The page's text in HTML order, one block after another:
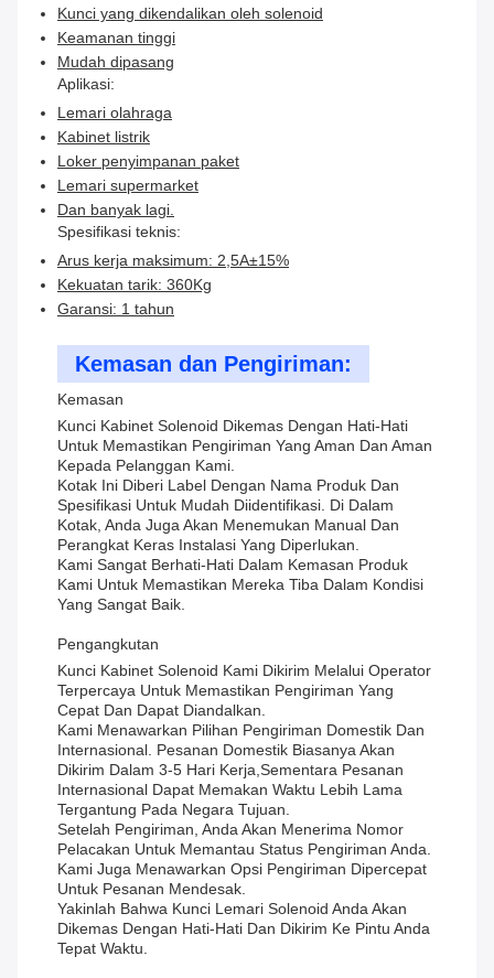
Kunci yang dikendalikan oleh solenoid
Keamanan tinggi
Mudah dipasang
Aplikasi:
Lemari olahraga
Kabinet listrik
Loker penyimpanan paket
Lemari supermarket
Dan banyak lagi.
Spesifikasi teknis:
Arus kerja maksimum: 2,5A±15%
Kekuatan tarik: 360Kg
Garansi: 1 tahun
Kemasan dan Pengiriman:
Kemasan
Kunci Kabinet Solenoid Dikemas Dengan Hati-Hati
Untuk Memastikan Pengiriman Yang Aman Dan Aman
Kepada Pelanggan Kami.
Kotak Ini Diberi Label Dengan Nama Produk Dan
Spesifikasi Untuk Mudah Diidentifikasi. Di Dalam
Kotak, Anda Juga Akan Menemukan Manual Dan
Perangkat Keras Instalasi Yang Diperlukan.
Kami Sangat Berhati-Hati Dalam Kemasan Produk
Kami Untuk Memastikan Mereka Tiba Dalam Kondisi
Yang Sangat Baik.
Pengangkutan
Kunci Kabinet Solenoid Kami Dikirim Melalui Operator
Terpercaya Untuk Memastikan Pengiriman Yang
Cepat Dan Dapat Diandalkan.
Kami Menawarkan Pilihan Pengiriman Domestik Dan
Internasional. Pesanan Domestik Biasanya Akan
Dikirim Dalam 3-5 Hari Kerja,sementara Pesanan
Internasional Dapat Memakan Waktu Lebih Lama
Tergantung Pada Negara Tujuan.
Setelah Pengiriman, Anda Akan Menerima Nomor
Pelacakan Untuk Memantau Status Pengiriman Anda.
Kami Juga Menawarkan Opsi Pengiriman Dipercepat
Untuk Pesanan Mendesak.
Yakinlah Bahwa Kunci Lemari Solenoid Anda Akan
Dikemas Dengan Hati-Hati Dan Dikirim Ke Pintu Anda
Tepat Waktu.